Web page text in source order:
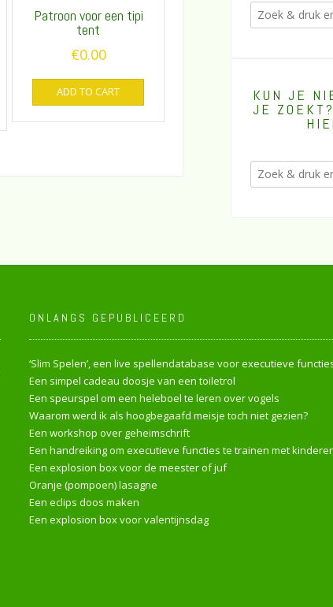
Patroon voor een tipi
tent
€0.00
ADD TO CART KUN JE
JE
ONLANGS GEPUBLICEERD
‘Slim Spelen’, een live spellendatabase voor executieve
Een simpel cadeau doosje van een toiletrol
Een speurspel om een heleboel te leren over vogels
Waarom werd ik als hoogbegaafd meisje toch niet gezien?
Een workshop over geheimschrift
Een handreiking om executieve functies te trainen met
Een explosion box voor de meester of juf
Oranje (pompoen) lasagne
Een eclips doos maken
Een explosion box voor valentijnsdag